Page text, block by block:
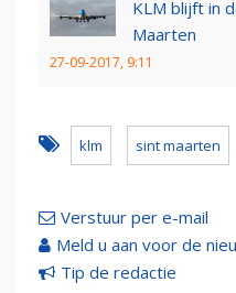
KLM blijft in
Maarten
27-09-2017, 9:11
klm sint maarten
Verstuur per e-mail
Meld u aan voor de
Tip de redactie